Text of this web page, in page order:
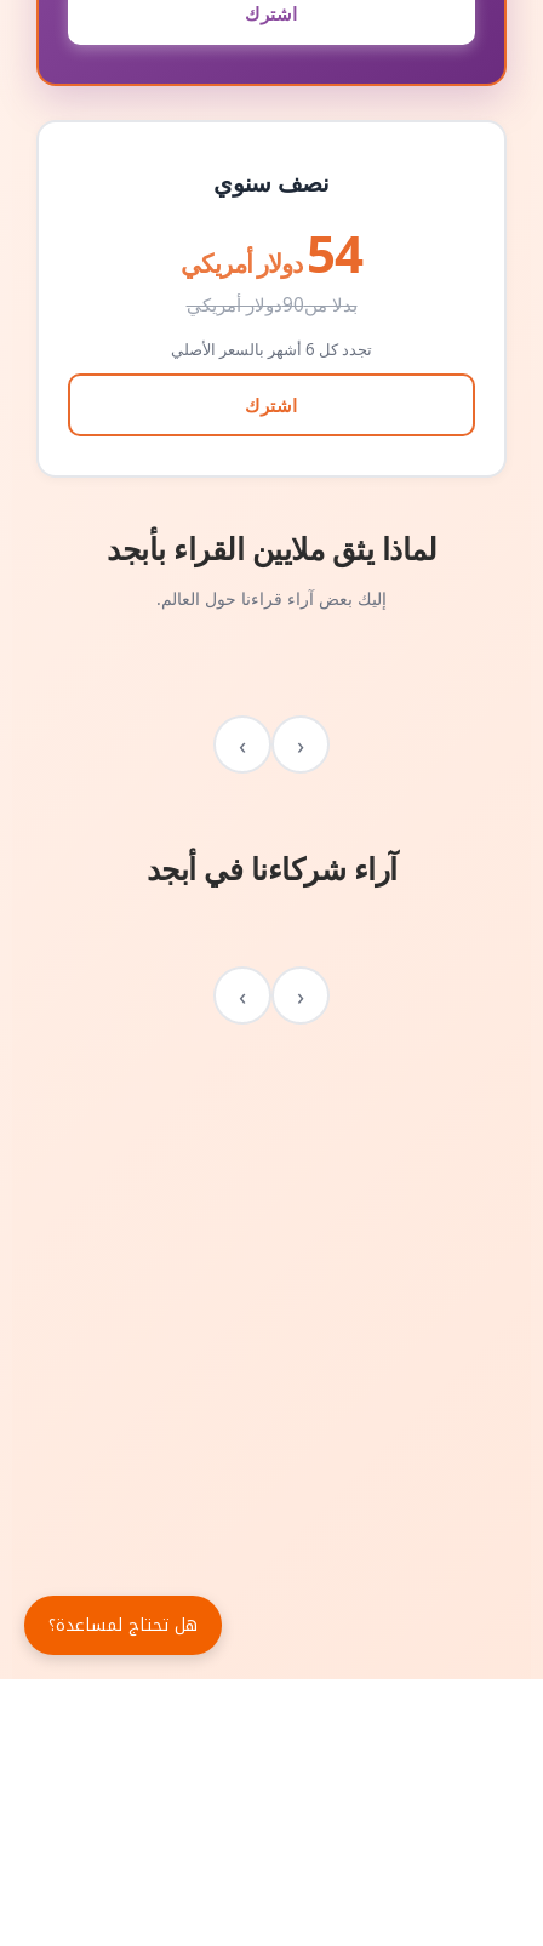
اشترك
نصف سنوي
54 دولار أمريكي
بدلا من90دولار أمريكي
تجدد كل 6 أشهر بالسعر الأصلي
اشترك
لماذا يثق ملايين القراء بأبجد
إليك بعض آراء قراءنا حول العالم.
‹
›
آراء شركاءنا في أبجد
‹
›
هل تحتاج لمساعدة؟